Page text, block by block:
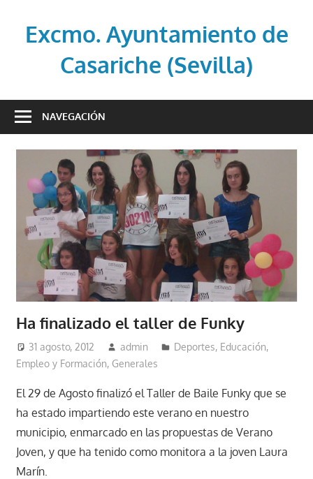
contenidoExcmo. Ayuntamiento de
Casariche (Sevilla)
oficial
Ayuntamiento
Casariche
(Sevilla)
NAVEGACIÓN
Ha finalizado el taller de Funky
31 agosto, 2012 admin Deportes, Educación,
Empleo y Formación, Generales
El 29 de Agosto finalizó el Taller de Baile Funky que se
ha estado impartiendo este verano en nuestro
municipio, enmarcado en las propuestas de Verano
Joven, y que ha tenido como monitora a la joven Laura
Marín.